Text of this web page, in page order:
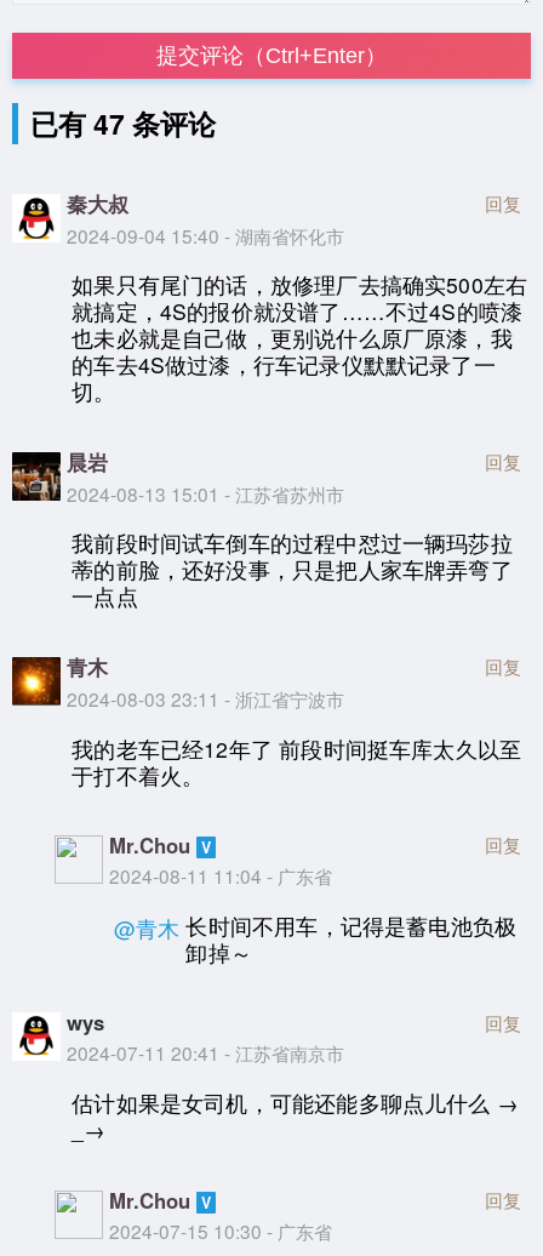
提交评论（Ctrl+Enter）
已有 47 条评论
秦大叔
2024-09-04 15:40 - 湖南省怀化市
回复
如果只有尾门的话，放修理厂去搞确实500左右
就搞定，4S的报价就没谱了……不过4S的喷漆
也未必就是自己做，更别说什么原厂原漆，我
的车去4S做过漆，行车记录仪默默记录了一
切。
晨岩
2024-08-13 15:01 - 江苏省苏州市
回复
我前段时间试车倒车的过程中怼过一辆玛莎拉
蒂的前脸，还好没事，只是把人家车牌弄弯了
一点点
青木
2024-08-03 23:11 - 浙江省宁波市
回复
我的老车已经12年了 前段时间挺车库太久以至
于打不着火。
Mr.Chou
2024-08-11 11:04 - 广东省
回复
@青木 长时间不用车，记得是蓄电池负极
卸掉～
wys
2024-07-11 20:41 - 江苏省南京市
回复
估计如果是女司机，可能还能多聊点儿什么 →
_→
Mr.Chou
2024-07-15 10:30 - 广东省
回复